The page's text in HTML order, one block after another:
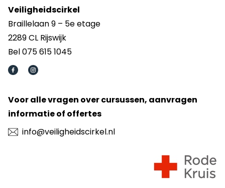
Veiligheidscirkel
Braillelaan 9 – 5e etage
2289 CL Rijswijk
Bel 075 615 1045
Voor alle vragen over cursussen, aanvragen
informatie of offertes
info@veiligheidscirkel.nl